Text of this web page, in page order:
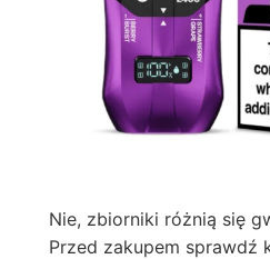
Nie, zbiorniki różnią się
Przed zakupem sprawdź